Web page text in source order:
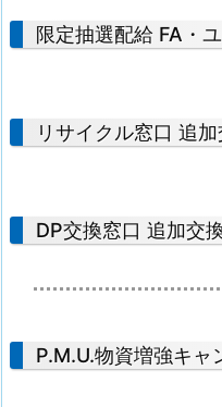
限定抽選配給 FA・
リサイクル窓口 追
DP交換窓口 追加交
P.M.U.物資増強キャ